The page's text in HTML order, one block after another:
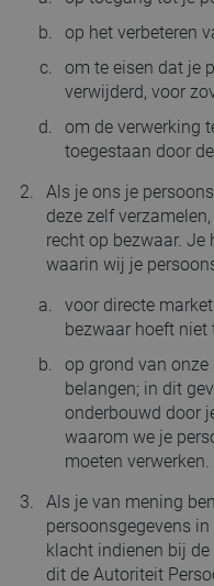
op het verbeteren
om te eisen dat je
verwijderd, voor
om de verwerking
toegestaan door de
Als je ons je
deze zelf
recht op bezwaar.
waarin wij je
voor directe
bezwaar hoeft niet
op grond van
belangen; in dit
onderbouwd door
waarom we je
moeten verwerken.
Als je van mening
persoonsgegevens
klacht indienen bij
dit de Autoriteit